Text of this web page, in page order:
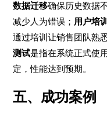
数据迁移确保历史数据
减少人为错误； 用户培训
通过培训让销售团队熟
测试是指在系统正式使
定，性能达到预期。
五、成功案例